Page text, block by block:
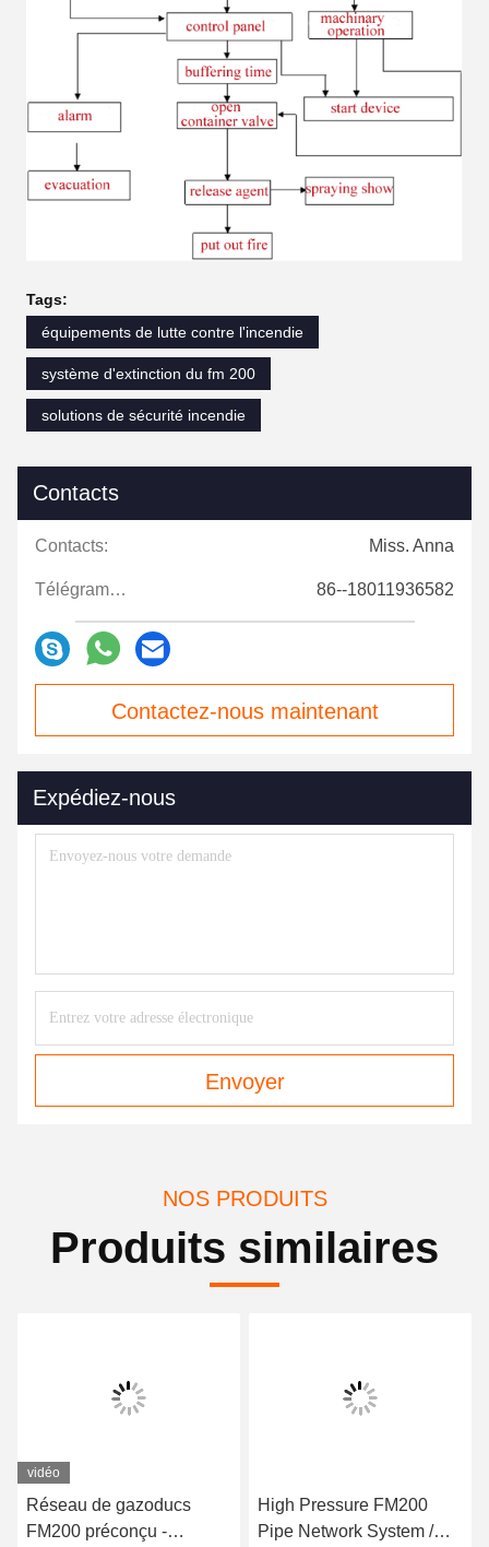
Tags:
équipements de lutte contre l'incendie
système d'extinction du fm 200
solutions de sécurité incendie
Contacts
Contacts: Miss. Anna
Télégramme: 86--18011936582
Contactez-nous maintenant
Expédiez-nous
Envoyer
NOS PRODUITS
Produits similaires
vidéo
Réseau de gazoducs
FM200 préconçu -
High Pressure FM200
Pipe Network System /